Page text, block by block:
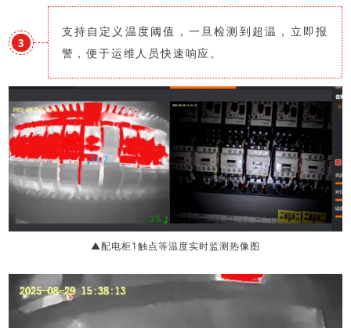
3
支持自定义温度阈值，一旦检测到超温，立即报
警，便于运维人员快速响应。
▲配电柜1触点等温度实时监测热像图